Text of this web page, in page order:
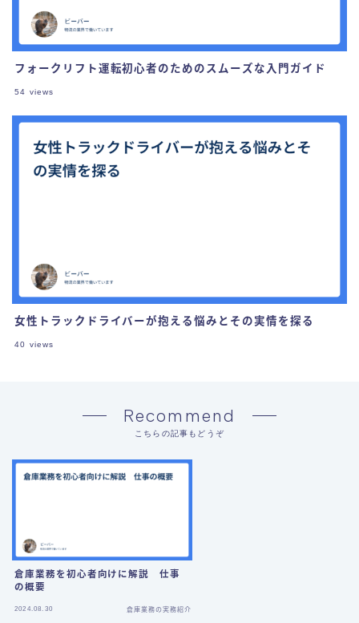
フォークリフト運転初心者のためのスムーズな入門ガイド
54 views
女性トラックドライバーが抱える悩みとその実情を探る
40 views
Recommend
こちらの記事もどうぞ
倉庫業務を初心者向けに解説 仕事
の概要
2024.08.30 倉庫業務の実務紹介